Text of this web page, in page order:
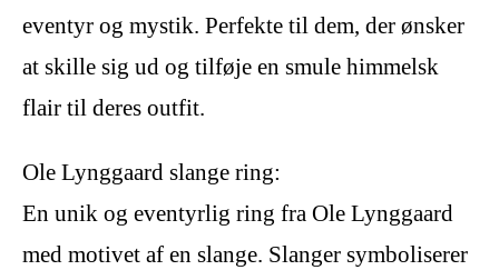
eventyr og mystik. Perfekte til dem, der ønsker
at skille sig ud og tilføje en smule himmelsk
flair til deres outfit.
Ole Lynggaard slange ring:
En unik og eventyrlig ring fra Ole Lynggaard
med motivet af en slange. Slanger symboliserer